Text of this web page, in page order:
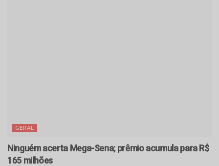
GERAL
Ninguém acerta Mega-Sena; prêmio acumula para R$
165 milhões